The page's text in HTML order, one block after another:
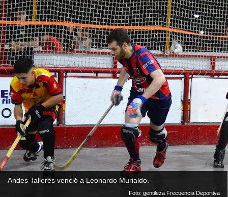
Andes Talleres venció a Leonardo Murialdo.
Foto: gentileza Frecuencia Deportiva